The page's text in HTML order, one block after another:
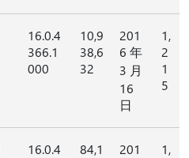
16.0.4
366.1
000
10,9
38,6
32
201
6 年
3 月
16
日
1,
2
1
5
16.0.4
84,1
201
1,